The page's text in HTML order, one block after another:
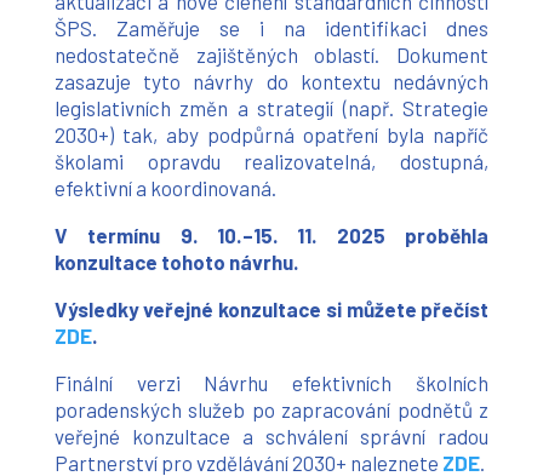
ŠPS. Zaměřuje se i na identifikaci dnes
nedostatečně zajištěných oblastí. Dokument
zasazuje tyto návrhy do kontextu nedávných
legislativních změn a strategií (např. Strategie
2030+) tak, aby podpůrná opatření byla napříč
školami opravdu realizovatelná, dostupná,
efektivní a koordinovaná.
V termínu 9. 10.–⁠⁠⁠⁠15. 11. 2025 proběhla
konzultace tohoto návrhu.
Výsledky veřejné konzultace si můžete přečíst
ZDE.
Finální verzi Návrhu efektivních školních
poradenských služeb po zapracování podnětů z
veřejné konzultace a schválení správní radou
Partnerství pro vzdělávání 2030+ naleznete ZDE.